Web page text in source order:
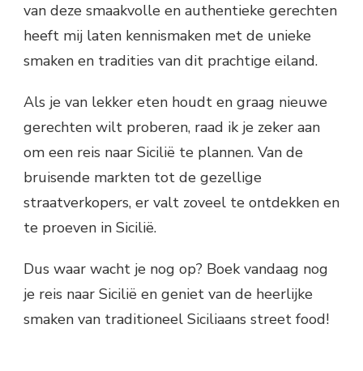
van deze smaakvolle en authentieke gerechten
heeft mij laten kennismaken met de unieke
smaken en tradities van dit prachtige eiland.
Als je van lekker eten houdt en graag nieuwe
gerechten wilt proberen, raad ik je zeker aan
om een reis naar Sicilië te plannen. Van de
bruisende markten tot de gezellige
straatverkopers, er valt zoveel te ontdekken en
te proeven in Sicilië.
Dus waar wacht je nog op? Boek vandaag nog
je reis naar Sicilië en geniet van de heerlijke
smaken van traditioneel Siciliaans street food!